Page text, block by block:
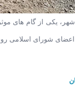
شهر، یکی از گام های
اعضای شورای اسلامی